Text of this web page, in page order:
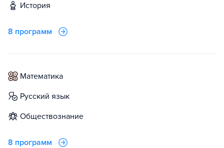
история
8 программ
математика
русский язык
обществознание
8 программ